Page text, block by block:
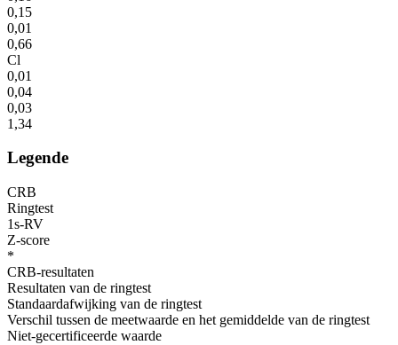
0,15
0,01
0,66
Cl
0,01
0,04
0,03
1,34
Legende
CRB
Ringtest
1s-RV
Z-score
*
CRB-resultaten
Resultaten van de ringtest
Standaardafwijking van de ringtest
Verschil tussen de meetwaarde en het gemiddelde van de ringtest
Niet-gecertificeerde waarde